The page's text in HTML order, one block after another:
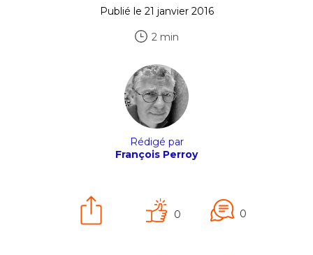
Publié le 21 janvier 2016
2 min
Rédigé par
François Perroy
0 0